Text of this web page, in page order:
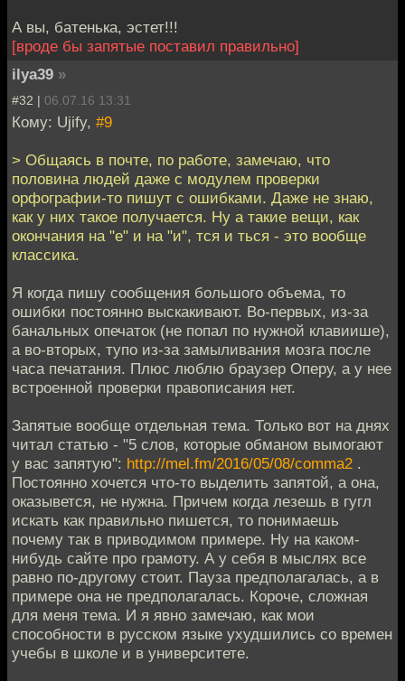
А вы, батенька, эстет!!!
[вроде бы запятые поставил правильно]
ilya39 »
#32 | 06.07.16 13:31
Кому: Ujify, #9
> Общаясь в почте, по работе, замечаю, что
половина людей даже с модулем проверки
орфографии-то пишут с ошибками. Даже не знаю,
как у них такое получается. Ну а такие вещи, как
окончания на "е" и на "и", тся и ться - это вообще
классика.
Я когда пишу сообщения большого объема, то
ошибки постоянно выскакивают. Во-первых, из-за
банальных опечаток (не попал по нужной клавиише),
а во-вторых, тупо из-за замыливания мозга после
часа печатания. Плюс люблю браузер Оперу, а у нее
встроенной проверки правописания нет.
Запятые вообще отдельная тема. Только вот на днях
читал статью - "5 слов, которые обманом вымогают
у вас запятую": http://mel.fm/2016/05/08/comma2 .
Постоянно хочется что-то выделить запятой, а она,
оказывется, не нужна. Причем когда лезешь в гугл
искать как правильно пишется, то понимаешь
почему так в приводимом примере. Ну на каком-
нибудь сайте про грамоту. А у себя в мыслях все
равно по-другому стоит. Пауза предполагалась, а в
примере она не предполагалась. Короче, сложная
для меня тема. И я явно замечаю, как мои
способности в русском языке ухудшились со времен
учебы в школе и в университете.